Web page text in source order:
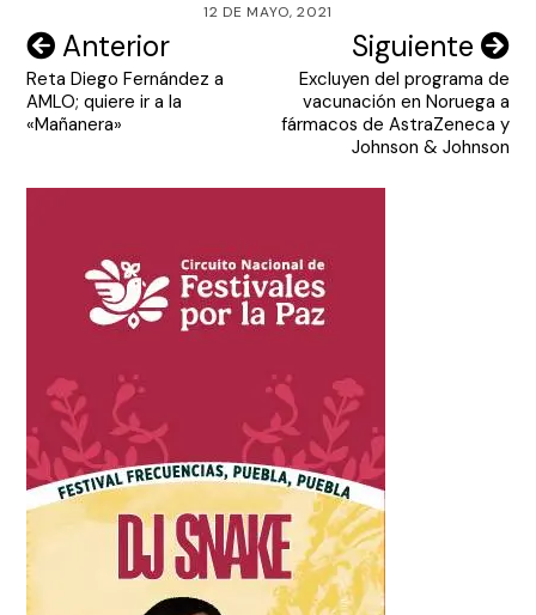
12 DE MAYO, 2021
Navegación
de
entradas
Anterior
Reta Diego Fernández a
AMLO; quiere ir a la
«Mañanera»
Siguiente
Excluyen del programa de
vacunación en Noruega a
fármacos de AstraZeneca y
Johnson & Johnson